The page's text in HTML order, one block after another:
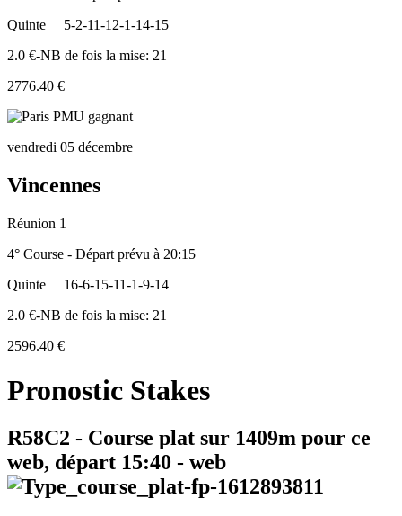
Quinte
5-2-11-12-1-14-15
2.0 €-NB de fois la mise: 21
2776.40 €
vendredi 05 décembre
Vincennes
Réunion 1
4° Course - Départ prévu à 20:15
Quinte
16-6-15-11-1-9-14
2.0 €-NB de fois la mise: 21
2596.40 €
Pronostic Stakes
R58C2 - Course plat sur 1409m pour ce
web, départ 15:40 - web